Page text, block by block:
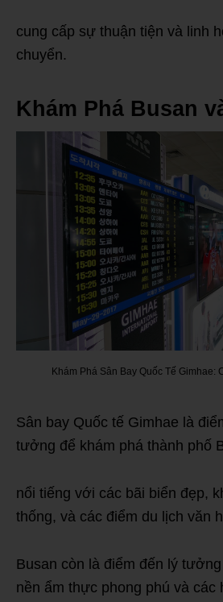
cung cấp sự thuận tiện và linh
chuyển.
Khám Phá Busan
Khám Phá Sân Bay Quốc Tế Gimhae:
Sân bay Quốc tế Gimhae là
tưởng để khám phá thành phố
nổi tiếng với các bãi biển đẹp,
thống, và các điểm du lịch văn
Busan còn là điểm đến lý
nền ẩm thực phong phú và các